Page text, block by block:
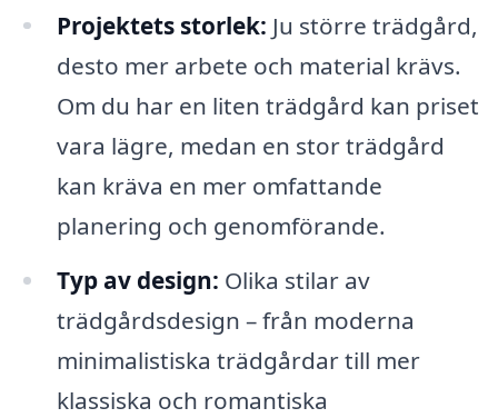
Projektets storlek: Ju större trädgård,
desto mer arbete och material krävs.
Om du har en liten trädgård kan priset
vara lägre, medan en stor trädgård
kan kräva en mer omfattande
planering och genomförande.
Typ av design: Olika stilar av
trädgårdsdesign – från moderna
minimalistiska trädgårdar till mer
klassiska och romantiska